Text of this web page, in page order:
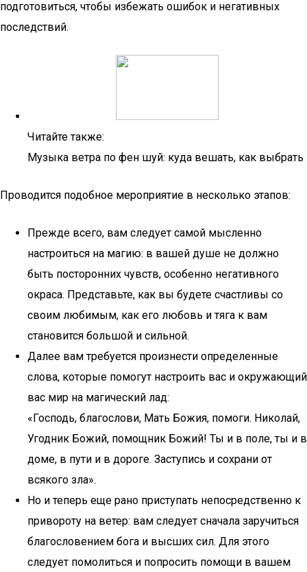
подготовиться, чтобы избежать ошибок и негативных
последствий.
Читайте также:
Музыка ветра по фен шуй: куда вешать, как выбрать
Проводится подобное мероприятие в несколько этапов:
Прежде всего, вам следует самой мысленно
настроиться на магию: в вашей душе не должно
быть посторонних чувств, особенно негативного
окраса. Представьте, как вы будете счастливы со
своим любимым, как его любовь и тяга к вам
становится большой и сильной.
Далее вам требуется произнести определенные
слова, которые помогут настроить вас и окружающий
вас мир на магический лад:
«Господь, благослови, Мать Божия, помоги. Николай,
Угодник Божий, помощник Божий! Ты и в поле, ты и в
доме, в пути и в дороге. Заступись и сохрани от
всякого зла».
Но и теперь еще рано приступать непосредственно к
привороту на ветер: вам следует сначала заручиться
благословением бога и высших сил. Для этого
следует помолиться и попросить помощи в вашем